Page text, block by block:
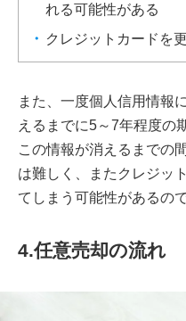
れる可能性がある
クレジットカードを
また、一度個人信用情報
えるまでに5～7年程度の
この情報が消えるまでの
は難しく、またクレジッ
てしまう可能性があるので
4.任意売却の流れ